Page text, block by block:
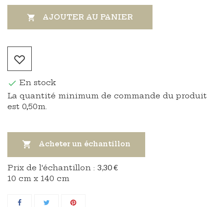
 AJOUTER AU PANIER
 En stock
La quantité minimum de commande du produit
est 0,50m.
 Acheter un échantillon
Prix ​​de l'échantillon : 3,30 €
10 cm x 140 cm